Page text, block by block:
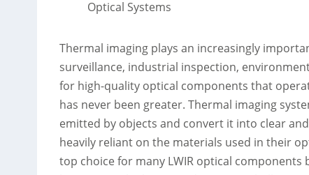
Optical Systems
Thermal imaging plays an increasingly
surveillance, industrial inspection,
for high-quality optical components that
has never been greater. Thermal imaging
emitted by objects and convert it into clear
heavily reliant on the materials used in their
top choice for many LWIR optical